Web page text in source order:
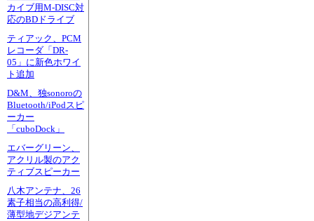
カイブ用M-DISC対
応のBDドライブ
ティアック、PCM
レコーダ「DR-
05」に新色ホワイ
ト追加
D&M、独sonoroの
Bluetooth/iPodスピ
ーカー
「cuboDock」
エバーグリーン、
アクリル製のアク
ティブスピーカー
八木アンテナ、26
素子相当の高利得/
薄型地デジアンテ